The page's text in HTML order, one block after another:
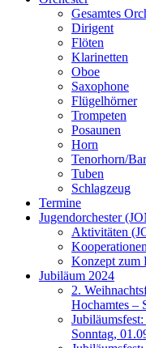
Gesamtes
Dirigent
Flöten
Klarinetten
Oboe
Saxophone
Flügelhörner
Trompeten
Posaunen
Horn
Tenorhorn/
Tuben
Schlagzeug
Termine
Jugendorchester
Aktivitäten
Konzept zum
Jubiläum 2024
2.
Hochamtes –
Sonntag,